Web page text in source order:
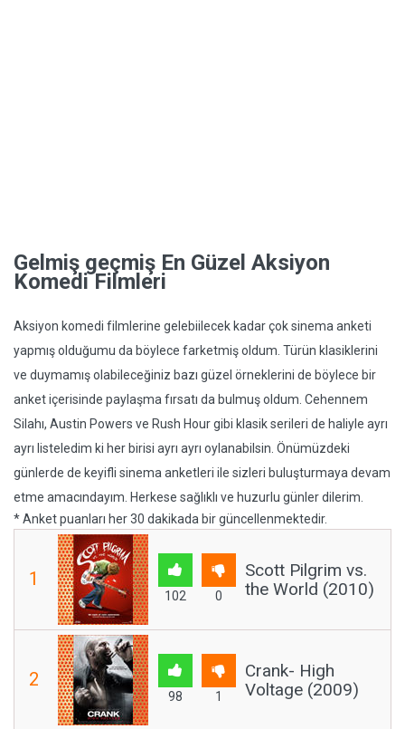
Gelmiş geçmiş En Güzel Aksiyon
Komedi Filmleri
Aksiyon komedi filmlerine gelebiilecek kadar çok sinema anketi
yapmış olduğumu da böylece farketmiş oldum. Türün klasiklerini
ve duymamış olabileceğiniz bazı güzel örneklerini de böylece bir
anket içerisinde paylaşma fırsatı da bulmuş oldum. Cehennem
Silahı, Austin Powers ve Rush Hour gibi klasik serileri de haliyle ayrı
ayrı listeledim ki her birisi ayrı ayrı oylanabilsin. Önümüzdeki
günlerde de keyifli sinema anketleri ile sizleri buluşturmaya devam
etme amacındayım. Herkese sağlıklı ve huzurlu günler dilerim.
* Anket puanları her 30 dakikada bir güncellenmektedir.
1
102 0
Scott Pilgrim vs.
the World (2010)
2
98 1
Crank- High
Voltage (2009)